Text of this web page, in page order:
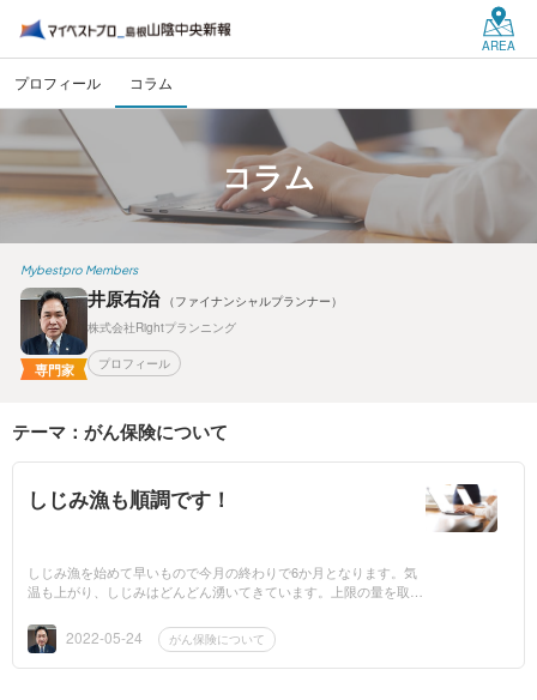
AREA
プロフィール コラム
コラム
Mybestpro Members
専門家
井原右治
（ファイナンシャルプランナー）
株式会社Rightプランニング
プロフィール
テーマ：がん保険について
しじみ漁も順調です！
しじみ漁を始めて早いもので今月の終わりで6か月となります。気
温も上がり、しじみはどんどん湧いてきています。上限の量を取る
量や臨時操業もあり...
2022-05-24 がん保険について